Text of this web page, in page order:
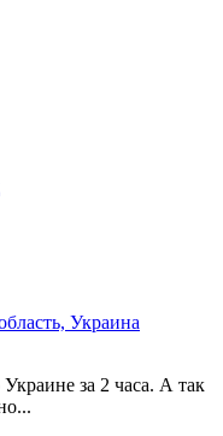
Украина
за 2 часа. А так